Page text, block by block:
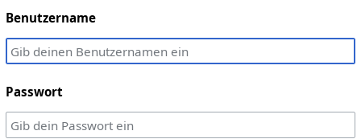
Benutzername
Passwort